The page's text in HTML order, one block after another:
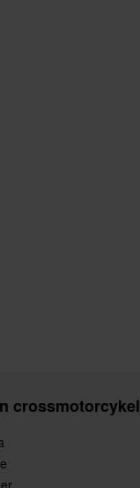
crossmotorcykel